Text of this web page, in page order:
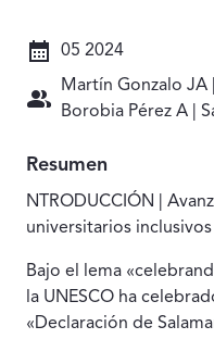
Fecha: 05 2024
05 2024
Autores: Martín
Martín Gonzalo JA
Borobia Pérez A |
Resumen
NTRODUCCIÓN |
universitarios inclusivos
Bajo el lema
la UNESCO ha
«Declaración de